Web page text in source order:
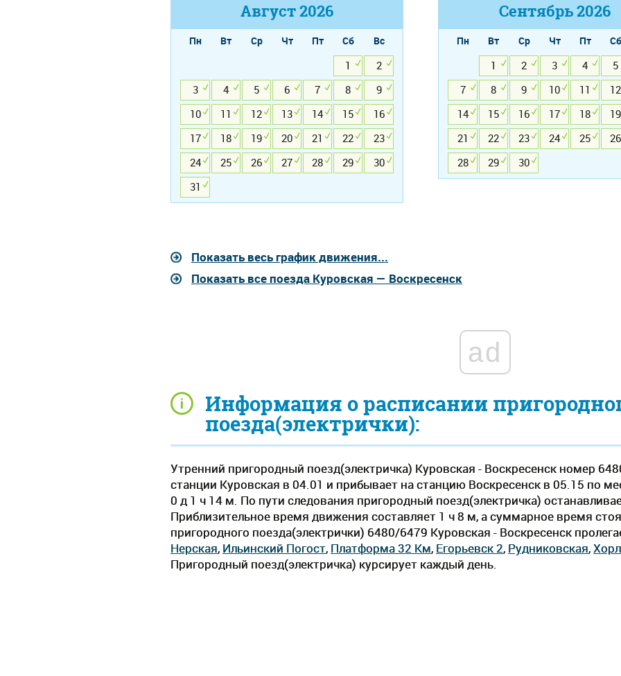
Информация о расписании
поезда(электрички):
Утренний пригородный поезд(электричка) Куровская - Воскресенск номер
станции Куровская в 04.01 и прибывает на станцию Воскресенск в 05.15 по
0 д 1 ч 14 м. По пути следования пригородный поезд(электричка)
Приблизительное время движения составляет 1 ч 8 м, а суммарное время
пригородного поезда(электрички) 6480/6479 Куровская - Воскресенск
Нерская, Ильинский Погост, Платформа 32 Км, Егорьевск 2, Рудниковская,
Пригородный поезд(электричка) курсирует каждый день.
Август2026
Пн Вт Ср Чт Пт Сб
Вс
1
2
3
4 5 6 7 8
9
10
11 12 13 14 15
16
17
18 19 20 21 22
23
24
25 26 27 28 29
30
31
Сентябрь2026
Пн Вт Ср Чт Пт
Сб
1
2 3 4
5
7
8 9 10 11
12
14
15 16 17 18
19
21
22 23 24 25
26
28
29 30
Показать весь график движения...
Показать все поезда Куровская — Воскресенск
ad